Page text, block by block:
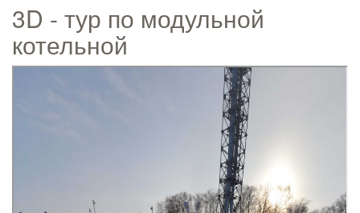
3D - тур по модульной
котельной